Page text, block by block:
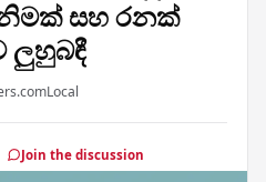
සහ රනක්
ලුහුබඳී
Local
Join the discussion